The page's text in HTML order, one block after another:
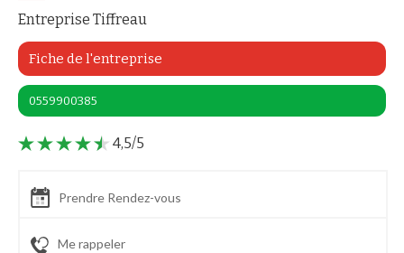
Entreprise Tiffreau
Fiche de l'entreprise
0559900385
4,5/5
Prendre Rendez-vous
Me rappeler